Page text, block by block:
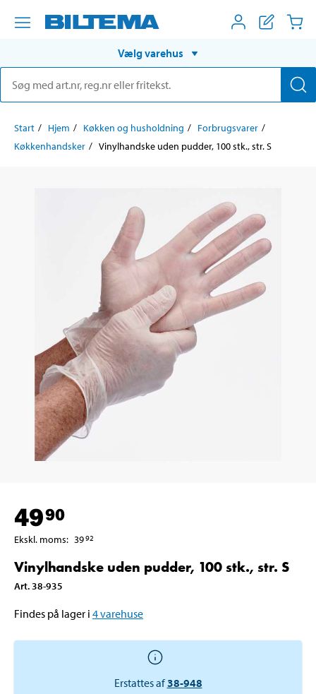
Vælg varehus
Start Hjem Køkken og husholdning
Forbrugsvarer
Køkkenhandsker
Vinylhandske uden pudder, 100 stk., str. S
4990
Ekskl. moms: 3992
Vinylhandske uden pudder, 100 stk., str. S
Art. 38-935
Findes på lager i 4varehuse
Erstattes af38-948